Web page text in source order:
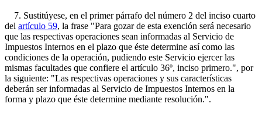
7. Sustitúyese, en el primer párrafo del número 2 del inciso cuarto
del artículo 59, la frase "Para gozar de esta exención será necesario
que las respectivas operaciones sean informadas al Servicio de
Impuestos Internos en el plazo que éste determine así como las
condiciones de la operación, pudiendo este Servicio ejercer las
mismas facultades que confiere el artículo 36º, inciso primero.", por
la siguiente: "Las respectivas operaciones y sus características
deberán ser informadas al Servicio de Impuestos Internos en la
forma y plazo que éste determine mediante resolución.".